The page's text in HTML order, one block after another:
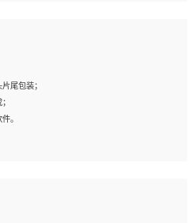
；
尾包装；
。
、熟练掌握视频剪辑和特效包装软件；